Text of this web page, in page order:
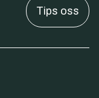
Tips oss